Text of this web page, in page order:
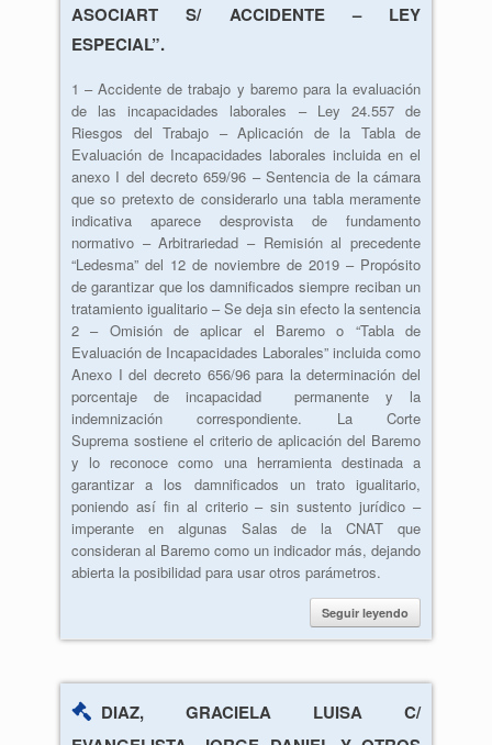
ASOCIART S/ ACCIDENTE – LEY
ESPECIAL”.
1 – Accidente de trabajo y baremo para la evaluación
de las incapacidades laborales – Ley 24.557 de
Riesgos del Trabajo – Aplicación de la Tabla de
Evaluación de Incapacidades laborales incluida en el
anexo I del decreto 659/96 – Sentencia de la cámara
que so pretexto de considerarlo una tabla meramente
indicativa aparece desprovista de fundamento
normativo – Arbitrariedad – Remisión al precedente
“Ledesma” del 12 de noviembre de 2019 – Propósito
de garantizar que los damnificados siempre reciban un
tratamiento igualitario – Se deja sin efecto la sentencia
2 – Omisión de aplicar el Baremo o “Tabla de
Evaluación de Incapacidades Laborales” incluida como
Anexo I del decreto 656/96 para la determinación del
porcentaje de incapacidad permanente y la
indemnización correspondiente. La Corte
Suprema sostiene el criterio de aplicación del Baremo
y lo reconoce como una herramienta destinada a
garantizar a los damnificados un trato igualitario,
poniendo así fin al criterio – sin sustento jurídico –
imperante en algunas Salas de la CNAT que
consideran al Baremo como un indicador más, dejando
abierta la posibilidad para usar otros parámetros.
Seguir leyendo
DIAZ, GRACIELA LUISA C/